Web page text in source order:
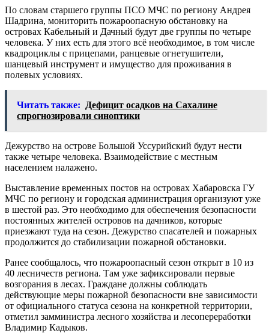
По словам старшего группы ПСО МЧС по региону Андрея
Шадрина, мониторить пожароопасную обстановку на
островах Кабельный и Дачный будут две группы по четыре
человека. У них есть для этого всё необходимое, в том числе
квадроциклы с прицепами, ранцевые огнетушители,
шанцевый инструмент и имущество для проживания в
полевых условиях.
Читать также:
Дефицит осадков на Сахалине
спрогнозировали синоптики
Дежурство на острове Большой Уссурийский будут нести
также четыре человека. Взаимодействие с местным
населением налажено.
Выставление временных постов на островах Хабаровска ГУ
МЧС по региону и городская администрация организуют уже
в шестой раз. Это необходимо для обеспечения безопасности
постоянных жителей островов на дачников, которые
приезжают туда на сезон. Дежурство спасателей и пожарных
продолжится до стабилизации пожарной обстановки.
Ранее сообщалось, что пожароопасный сезон открыт в 10 из
40 лесничеств региона. Там уже зафиксировали первые
возгорания в лесах. Граждане должны соблюдать
действующие меры пожарной безопасности вне зависимости
от официального статуса сезона на конкретной территории,
отметил замминистра лесного хозяйства и лесопереработки
Владимир Кадыков.